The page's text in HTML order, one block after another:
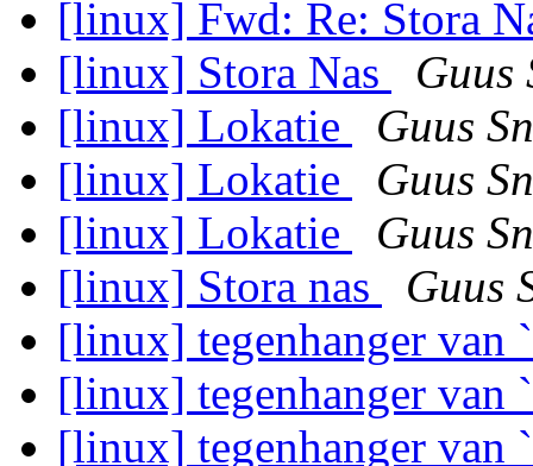
[linux] Fwd: Re: Stora
[linux] Stora Nas
Guus
[linux] Lokatie
Guus
[linux] Lokatie
Guus
[linux] Lokatie
Guus
[linux] Stora nas
Guus
[linux] tegenhanger van
[linux] tegenhanger van
[linux] tegenhanger van